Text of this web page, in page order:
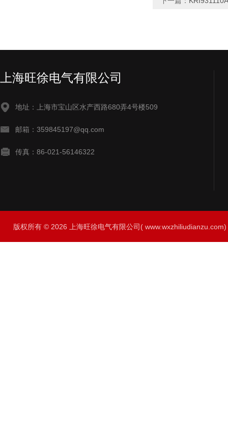
上海旺徐电气有限公司
地址：上海市宝山区水产西路680弄4号楼509
邮箱：359845197@qq.com
传真：86-021-56146322
版权所有 © 2026 上海旺徐电气有限公司(